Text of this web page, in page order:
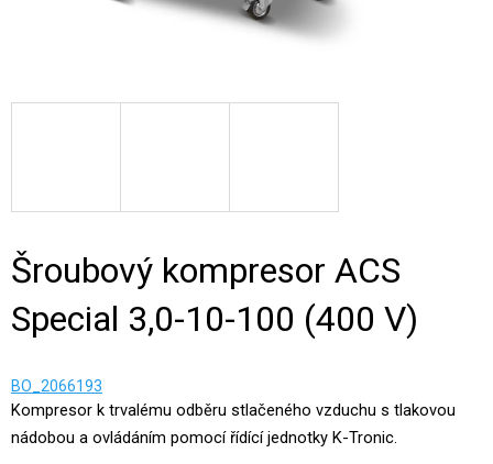
Šroubový kompresor ACS
Special 3,0-10-100 (400 V)
BO_2066193
Kompresor k trvalému odběru stlačeného vzduchu s tlakovou
nádobou a ovládáním pomocí řídící jednotky K-Tronic.